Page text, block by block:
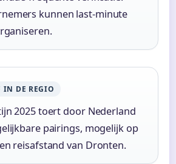
kunnen last-minute
IN DE REGIO
2025 toert door Nederland
pairings, mogelijk op
reisafstand van Dronten.